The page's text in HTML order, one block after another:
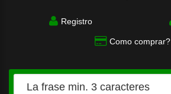
Registro
Como comprar?